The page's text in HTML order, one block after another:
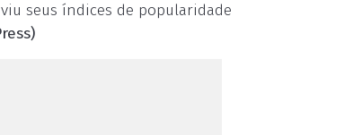
seus índices de popularidade